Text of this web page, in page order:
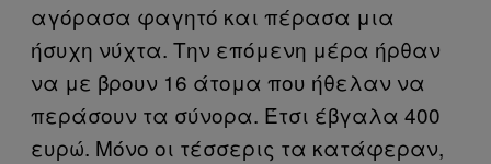
αγόρασα φαγητό και πέρασα μια
ήσυχη νύχτα. Την επόμενη μέρα ήρθαν
να με βρουν 16 άτομα που ήθελαν να
περάσουν τα σύνορα. Έτσι έβγαλα 400
ευρώ. Μόνο οι τέσσερις τα κατάφεραν,